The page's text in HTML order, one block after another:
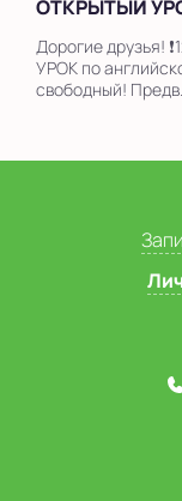
ОТКРЫТЫЙ
Дорогие друзья!
УРОК по
свободный! Предв...